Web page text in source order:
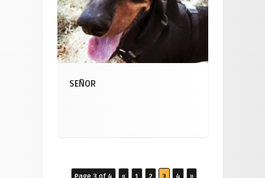
SEÑOR